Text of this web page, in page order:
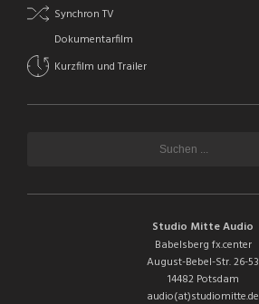
Synchron TV
Dokumentarfilm
Kurzfilm und Trailer
Studio Mitte Audio
Babelsberg fx.center
August-Bebel-Str. 26-53
14482 Potsdam
audio(at)studiomitte.de